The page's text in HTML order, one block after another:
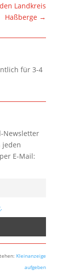
Landkreis
Haßberge →
für 3-4
Newsletter
jeden
E-Mail:
Kleinanzeige
aufgeben